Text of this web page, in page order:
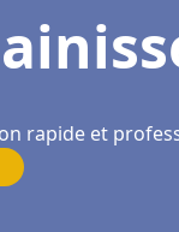
rapide et